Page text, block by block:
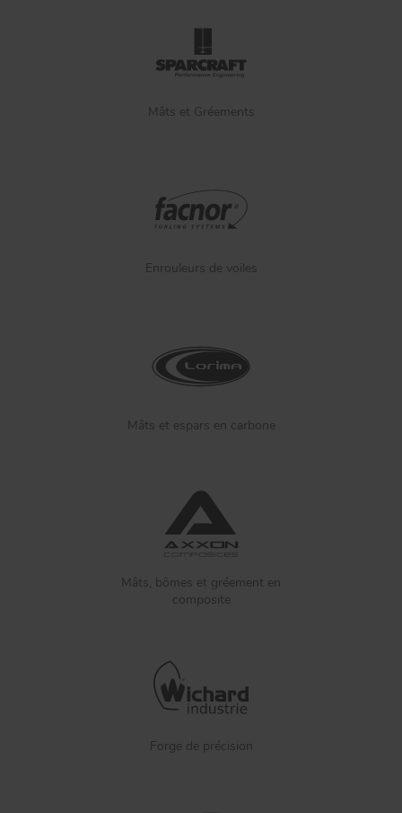
Mâts et Gréements
Enrouleurs de voiles
Mâts et espars en carbone
Mâts, bômes et gréement en
composite
Forge de précision